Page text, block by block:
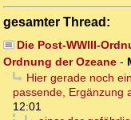
gesamter Thread:
Die Post-WWIII-
Ordnung der Ozeane -
Hier gerade noch
passende, Ergänzung
12:01